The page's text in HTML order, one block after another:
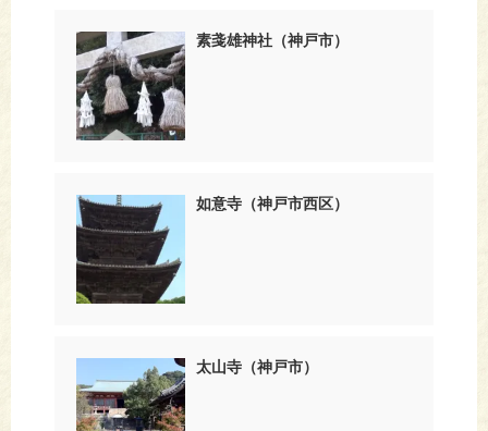
素戔雄神社（神戸市）
如意寺（神戸市西区）
太山寺（神戸市）